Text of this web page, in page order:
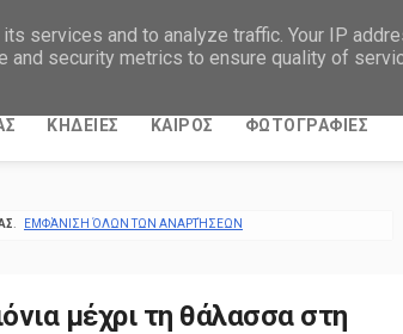
ΚΗΔΕΙΕΣ ΚΑΙΡΟΣ ΦΩΤΟΓΡΑΦΙΕΣ
ΕΜΦΆΝΙΣΗ ΌΛΩΝ ΤΩΝ ΑΝΑΡΤΉΣΕΩΝ
μέχρι τη θάλασσα στη
services and to analyze traffic. Your IP
and security metrics to ensure quality of